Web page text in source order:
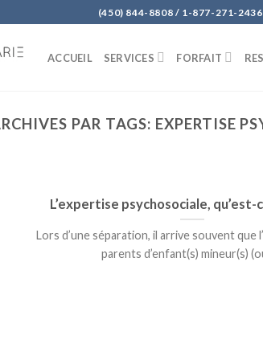
(450) 844-8808 / 1-877-271-2436
ACCUEIL SERVICES FORFAIT
PAR TAGS: EXPERTISE
L’expertise psychosociale, qu’est-
Lors d’une séparation, il arrive souvent que
parents d’enfant(s) mineur(s)